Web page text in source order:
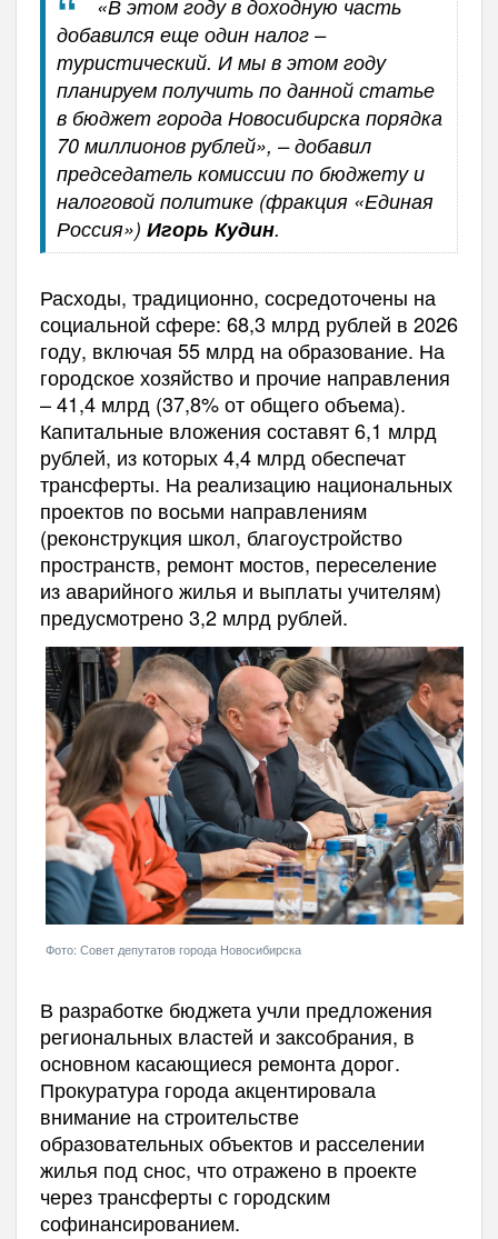
«В этом году в доходную часть
добавился еще один налог –
туристический. И мы в этом году
планируем получить по данной статье
в бюджет города Новосибирска порядка
70 миллионов рублей», – добавил
председатель комиссии по бюджету и
налоговой политике (фракция «Единая
Россия») Игорь Кудин.
Расходы, традиционно, сосредоточены на
социальной сфере: 68,3 млрд рублей в 2026
году, включая 55 млрд на образование. На
городское хозяйство и прочие направления
– 41,4 млрд (37,8% от общего объема).
Капитальные вложения составят 6,1 млрд
рублей, из которых 4,4 млрд обеспечат
трансферты. На реализацию национальных
проектов по восьми направлениям
(реконструкция школ, благоустройство
пространств, ремонт мостов, переселение
из аварийного жилья и выплаты учителям)
предусмотрено 3,2 млрд рублей.
Фото: Совет депутатов города Новосибирска
В разработке бюджета учли предложения
региональных властей и заксобрания, в
основном касающиеся ремонта дорог.
Прокуратура города акцентировала
внимание на строительстве
образовательных объектов и расселении
жилья под снос, что отражено в проекте
через трансферты с городским
софинансированием.